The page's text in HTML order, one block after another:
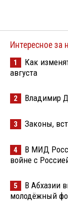
Интересное за
1
Как
августа
2 Владимир
3 Законы,
4
В МИД
войне с
5
В Абхазии
молодёжный